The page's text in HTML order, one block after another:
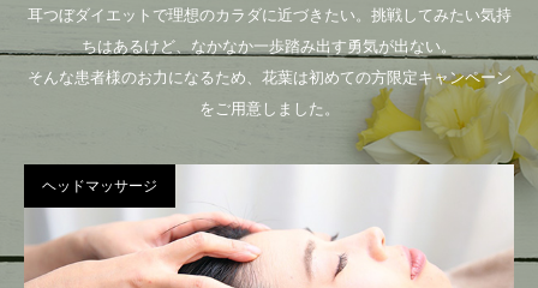
耳つぼダイエットで理想のカラダに近づきたい。挑戦してみたい気持
ちはあるけど、なかなか一歩踏み出す勇気が出ない。
そんな患者様のお力になるため、花葉は初めての方限定キャンペーン
をご用意しました。
ヘッドマッサージ